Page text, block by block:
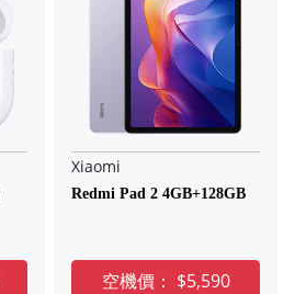
Xiaomi
Redmi Pad 2 4GB+128GB
空機價： $5,590